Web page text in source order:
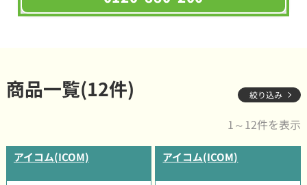
商品一覧(12件) 絞り込み
1～12件を表示
アイコム(ICOM) アイコム(ICOM)